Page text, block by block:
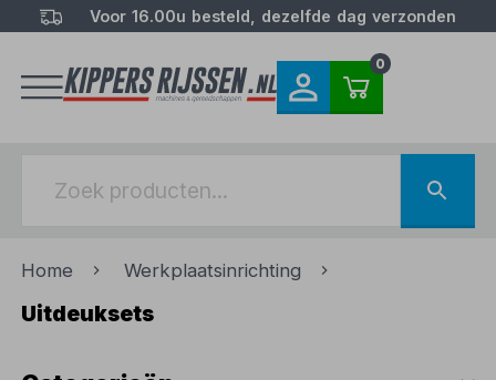
Voor 16.00u besteld, dezelfde dag verzonden
0
Home Werkplaatsinrichting
Uitdeuksets